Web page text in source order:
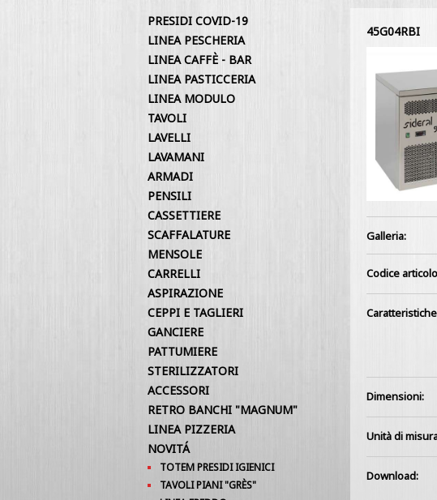
45G04RBI
Galleria:
Codice
Dimensioni:
Unità di
Download:
PRESIDI COVID-19
LINEA PESCHERIA
LINEA CAFFÈ - BAR
LINEA PASTICCERIA
LINEA MODULO
TAVOLI
LAVELLI
LAVAMANI
ARMADI
PENSILI
CASSETTIERE
SCAFFALATURE
MENSOLE
CARRELLI
ASPIRAZIONE
CEPPI E TAGLIERI
GANCIERE
PATTUMIERE
STERILIZZATORI
ACCESSORI
RETRO BANCHI "MAGNUM"
LINEA PIZZERIA
NOVITÁ
TOTEM PRESIDI IGIENICI
TAVOLI PIANI "GRÈS"